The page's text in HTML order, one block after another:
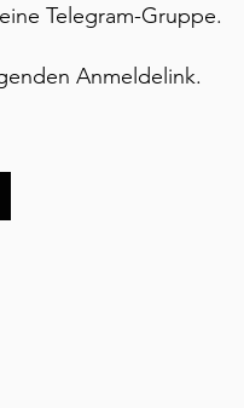
Telegram-Gruppe.
Anmeldelink.